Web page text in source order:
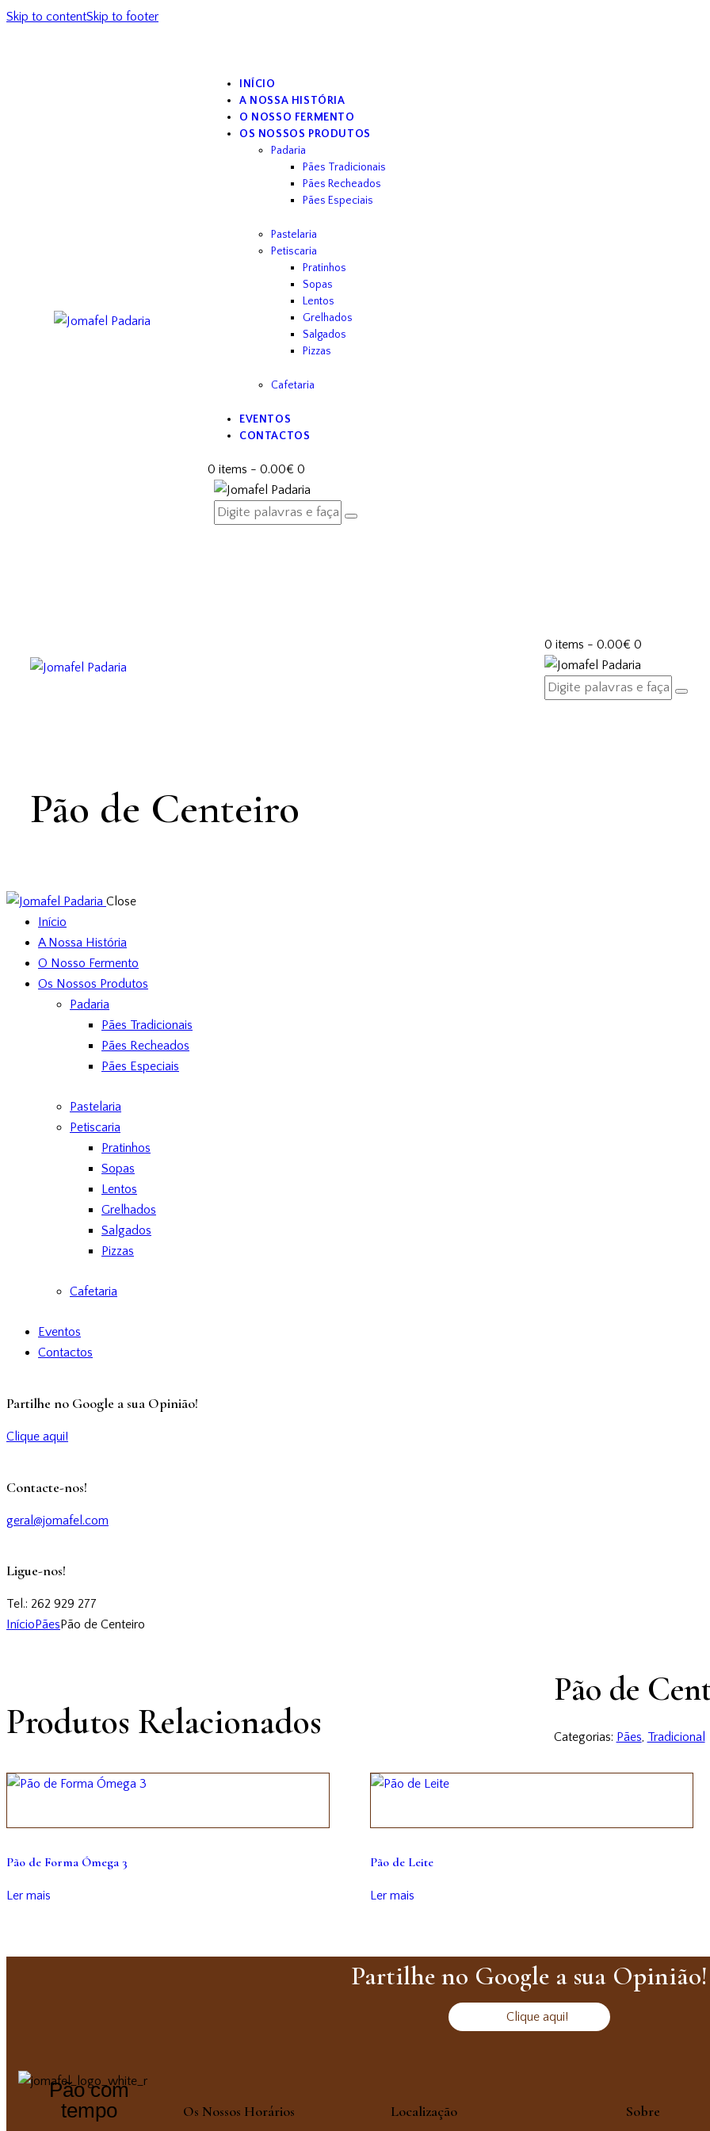
Skip to contentSkip to footer
INÍCIO
A NOSSA HISTÓRIA
O NOSSO FERMENTO
OS NOSSOS PRODUTOS
Padaria
Pães Tradicionais
Pães Recheados
Pães Especiais
Pastelaria
Petiscaria
Pratinhos
Sopas
Lentos
Grelhados
Salgados
Pizzas
Cafetaria
EVENTOS
CONTACTOS
0 items - 0.00€ 0
0 items - 0.00€ 0
Pão de Centeiro
Close
Início
A Nossa História
O Nosso Fermento
Os Nossos Produtos
Padaria
Pães Tradicionais
Pães Recheados
Pães Especiais
Pastelaria
Petiscaria
Pratinhos
Sopas
Lentos
Grelhados
Salgados
Pizzas
Cafetaria
Eventos
Contactos
Partilhe no Google a sua Opinião!
Clique aqui!
Contacte-nos!
geral@jomafel.com
Ligue-nos!
Tel.: 262 929 277
Início Pães Pão de Centeiro
Pão de
Categorias: Pães, Tradicional
Produtos Relacionados
Pão de Forma Ómega 3
Ler mais
Pão de Leite
Ler mais
Partilhe no Google a sua Opinião!
Clique aqui!
Pão com
tempo
Os Nossos Horários Localização Sobre